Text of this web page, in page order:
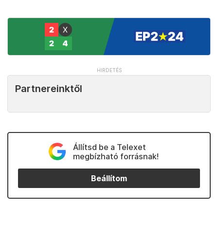
Partnereinktől
Állítsd be a Telexet
megbízható forrásnak!
Beállítom